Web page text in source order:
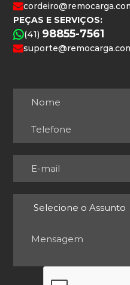
PEÇAS E SERVIÇOS:
(41) 98855-7561